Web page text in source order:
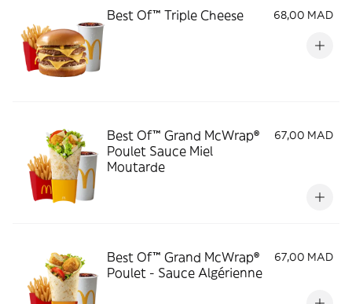
Best Of™ Triple Cheese 68,00 MAD
Best Of™ Grand McWrap®
Poulet Sauce Miel
Moutarde
67,00 MAD
Best Of™ Grand McWrap®
Poulet - Sauce Algérienne
67,00 MAD